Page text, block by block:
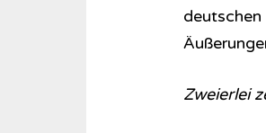
deutschen
Zweierlei